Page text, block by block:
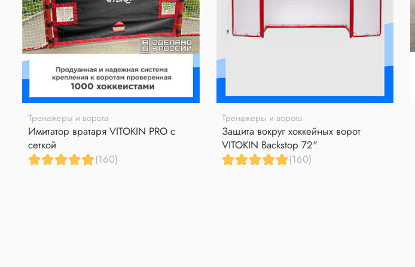
Тренажеры и ворота
Имитатор вратаря VITOKIN PRO с
сеткой
(160)
Тренажеры и ворота
Защита вокруг хоккейных ворот
VITOKIN Backstop 72"
(160)